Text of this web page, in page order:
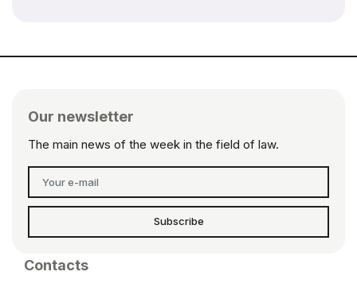
Our newsletter
The main news of the week in the field of law.
Subscribe
Contacts